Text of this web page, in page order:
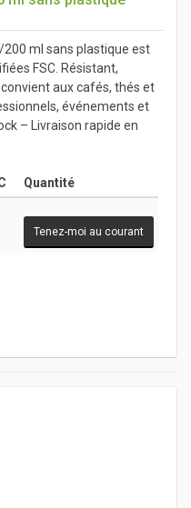
ml sans plastique est
FSC. Résistant,
aux cafés, thés et
événements et
– Livraison rapide en
Quantité
Tenez-moi au courant